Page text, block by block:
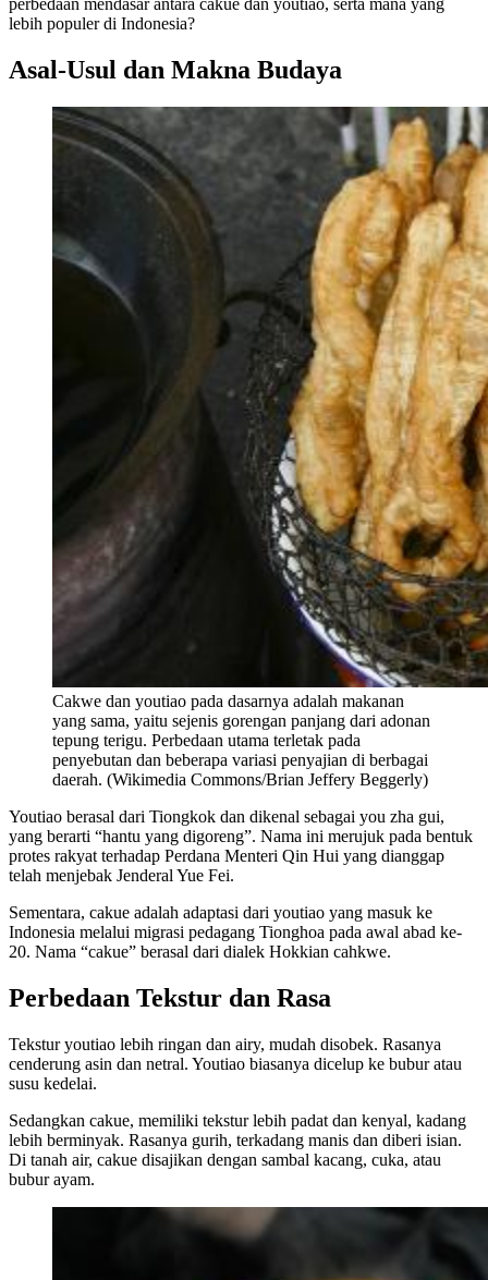
perbedaan mendasar antara cakue dan youtiao, serta mana yang
lebih populer di Indonesia?
Asal-Usul dan Makna Budaya
Cakwe dan youtiao pada dasarnya adalah makanan
yang sama, yaitu sejenis gorengan panjang dari adonan
tepung terigu. Perbedaan utama terletak pada
penyebutan dan beberapa variasi penyajian di berbagai
daerah. (Wikimedia Commons/Brian Jeffery Beggerly)
Youtiao berasal dari Tiongkok dan dikenal sebagai you zha gui,
yang berarti “hantu yang digoreng”. Nama ini merujuk pada bentuk
protes rakyat terhadap Perdana Menteri Qin Hui yang dianggap
telah menjebak Jenderal Yue Fei.
Sementara, cakue adalah adaptasi dari youtiao yang masuk ke
Indonesia melalui migrasi pedagang Tionghoa pada awal abad ke-
20. Nama “cakue” berasal dari dialek Hokkian cahkwe.
Perbedaan Tekstur dan Rasa
Tekstur youtiao lebih ringan dan airy, mudah disobek. Rasanya
cenderung asin dan netral. Youtiao biasanya dicelup ke bubur atau
susu kedelai.
Sedangkan cakue, memiliki tekstur lebih padat dan kenyal, kadang
lebih berminyak. Rasanya gurih, terkadang manis dan diberi isian.
Di tanah air, cakue disajikan dengan sambal kacang, cuka, atau
bubur ayam.